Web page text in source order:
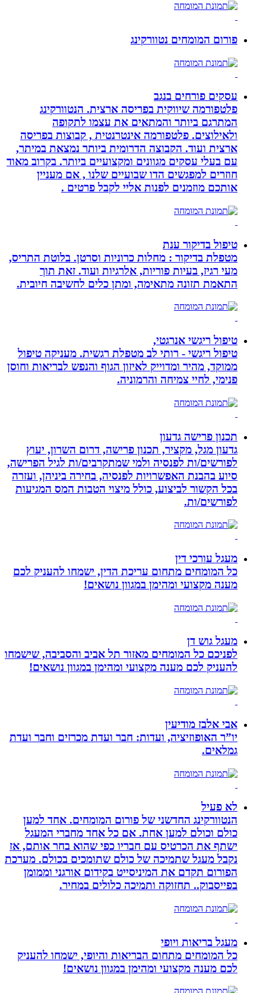
פורום המומחים נטוורקינג
עסקים פורחים בנגב
פלטפורמה שיווקית בפריסה ארצית. הנטוורקינג
המתרגם ביותר והמתאים את עצמו לתקופה
ולאילוצים. פלטפורמה אינטרנטית , קבוצות בפריסה
ארצית ועוד. הקבוצה הדרומית ביותר נמצאת במיתר,
עם בעלי עסקים מגוונים ומקצועיים ביותר. בקרוב מאוד
חוזרים למפגשים הדו שבועיים שלנו , אם מעניין
אותכם מוזמנים לפנות אליי לקבל פרטים .
טיפול בדיקור ענת
מטפלת בדיקור : מחלות כרוניות וסרטן. בלוטת התריס,
מעי רגיז, בעיות פוריות, אלרגיות ועוד. זאת תוך
התאמת תזונה מתאימה, ומתן כלים לחשיבה חיובית.
טיפול ריגשי אנרגטי,
טיפול ריגשי - רותי לב מטפלת רגשית. מעניקה טיפול
ממוקד, מהיר ומדוייק לאיזון הגוף והנפש לבריאות וחוסן
פנימי, לחיי צמיחה והרמוניה.
תכנון פרישה גדעון
גדעון מגל, מקציר, תכנון פרישה, דרום השרון, יעוץ
לפורשים/ות לפנסיה ולמי שמתקרבים/ות לגיל הפרישה,
סיוע בהבנת האפשרויות לפנסיה, בחירה ביניהן, ועזרה
בכל הקשור לביצוע, כולל מיצוי הטבות המס המגיעות
לפורשים/ות.
מעגל עורכי דין
כל המומחים מתחום עריכת הדין, ישמחו להעניק לכם
מענה מקצועי ומהימן במגוון נושאים!
מעגל גוש דן
לפניכם כל המומחים מאזור תל אביב והסביבה, שישמחו
להעניק לכם מענה מקצועי ומהימן במגוון נושאים!
אבי אלבז מודיעין
יו”ר האופוזיציה, ועדות: חבר ועדת מכרזים וחבר ועדת
גמלאים.
לא פעיל
הנטוורקינג החדשני של פורום המומחים. אחד למען
כולם וכולם למען אחת. אם כל אחד מחברי המעגל
ישתף את הכרטיס עם חבריו כפי שהוא בחר אותם, אז
נקבל מעגל שתמיכה של כולם שתומכים בכולם. מערכת
הפורום תקדם את המיניסייט בקידום אורגני וממומן
בפייסבוק.. תחזוקה ותמיכה כלולים במחיר.
מעגל בריאות ויופי
כל המומחים מתחום הבריאות והיופי, ישמחו להעניק
לכם מענה מקצועי ומהימן במגוון נושאים!